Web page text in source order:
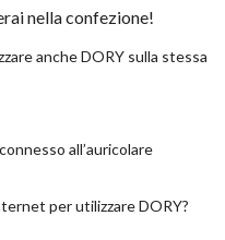
nella confezione!
anche DORY sulla stessa
all’auricolare
per utilizzare DORY?